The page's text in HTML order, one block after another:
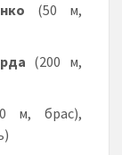
(50 м,
(200 м,
м, брас),